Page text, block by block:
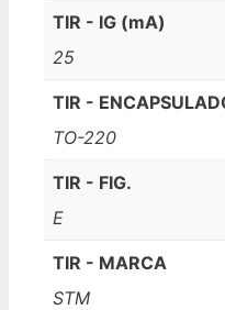
TIR - IG (mA)
25
TIR -
TO-220
TIR - FIG.
E
TIR - MARCA
STM